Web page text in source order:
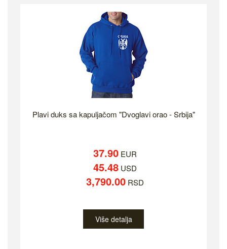
Plavi duks sa kapuljačom "Dvoglavi orao - Srbija"
37.90EUR
45.48USD
3,790.00RSD
Više detalja